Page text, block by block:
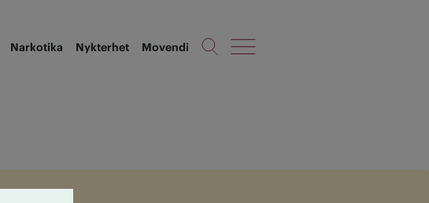
Narkotika Nykterhet Movendi